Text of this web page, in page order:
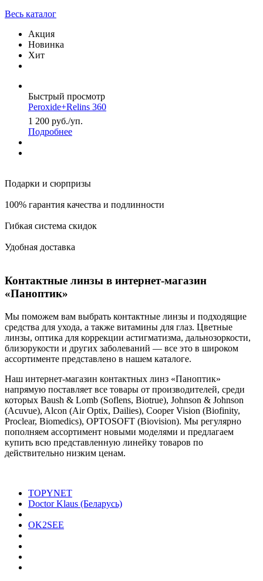
Весь каталог
Акция
Новинка
Хит
Быстрый просмотр
Peroxide+Relins 360
1 200 руб./уп.
Подробнее
Подарки и сюрпризы
100% гарантия качества и подлинности
Гибкая система скидок
Удобная доставка
Контактные линзы в интернет-магазин
«Паноптик»
Мы поможем вам выбрать контактные линзы и подходящие
средства для ухода, а также витамины для глаз. Цветные
линзы, оптика для коррекции астигматизма, дальнозоркости,
близорукости и других заболеваний — все это в широком
ассортименте представлено в нашем каталоге.
Наш интернет-магазин контактных линз «Паноптик»
напрямую поставляет все товары от производителей, среди
которых Baush & Lomb (Soflens, Biotrue), Johnson & Johnson
(Acuvue), Alcon (Air Optix, Dailies), Cooper Vision (Biofinity,
Proclear, Biomedics), OPTOSOFT (Biovision). Мы регулярно
пополняем ассортимент новыми моделями и предлагаем
купить всю представленную линейку товаров по
действительно низким ценам.
TOPYNET
Doctor Klaus (Беларусь)
OK2SEE